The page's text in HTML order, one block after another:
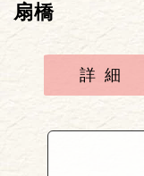
扇橋
詳細